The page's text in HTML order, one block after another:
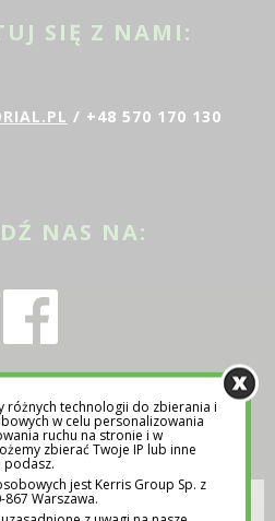
SIĘ Z NAMI:
/ +48 570 170 130
NAS NA:
różnych technologii do zbierania i
w celu personalizowania
ruchu na stronie i w
zbierać Twoje IP lub inne
podasz.
jest Kerris Group Sp. z
867 Warszawa.